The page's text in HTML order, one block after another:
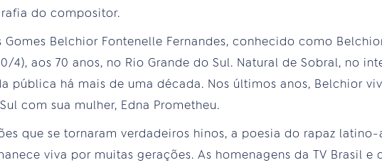
do compositor.
Gomes Belchior Fontenelle Fernandes, conhecido como
4), aos 70 anos, no Rio Grande do Sul. Natural de Sobral, no
pública há mais de uma década. Nos últimos anos, Belchior
com sua mulher, Edna Prometheu.
que se tornaram verdadeiros hinos, a poesia do rapaz
viva por muitas gerações. As homenagens da TV Brasil e